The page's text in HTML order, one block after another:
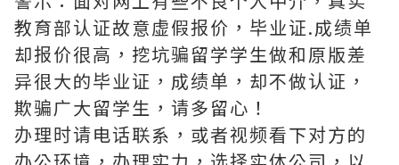
教育部认证故意虚假报价，毕业证.成绩单
却报价很高，挖坑骗留学学生做和原版差
异很大的毕业证，成绩单，却不做认证，
欺骗广大留学生，请多留心！
办理时请电话联系，或者视频看下对方的